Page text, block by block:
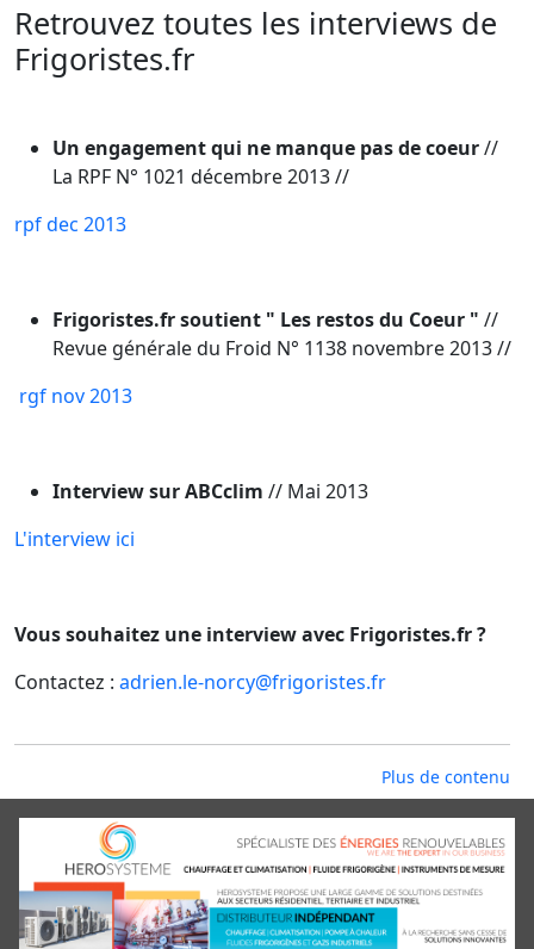
Retrouvez toutes les interviews de
Frigoristes.fr
Un engagement qui ne manque pas de coeur//
La RPF N° 1021 décembre 2013 //
rpf dec 2013
Frigoristes.fr soutient " Les restos du Coeur " //
Revue générale du Froid N° 1138 novembre 2013 //
rgf nov 2013
Interview sur ABCclim // Mai 2013
L'interview ici
Vous souhaitez une interview avec Frigoristes.fr ?
Contactez : adrien.le-norcy@frigoristes.fr
Plus de contenu